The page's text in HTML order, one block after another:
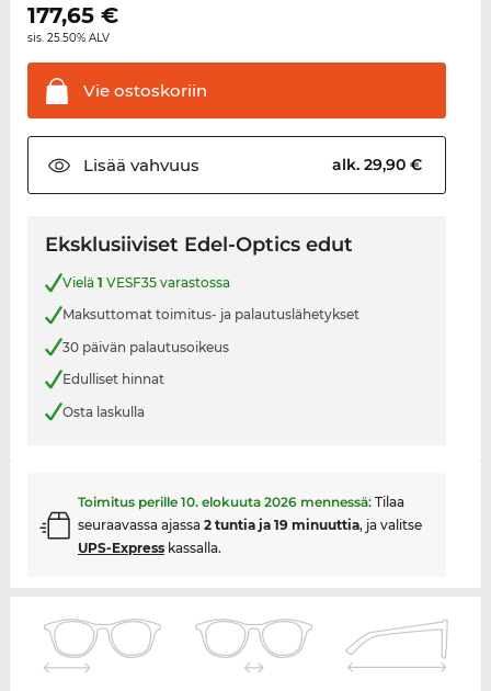
177,65€
sis. 25.50% ALV
Vieostoskoriin
Lisää vahvuus alk. 29,90 €
Eksklusiiviset Edel-Optics edut
Vielä 1 VESF35 varastossa
Maksuttomat toimitus- ja palautuslähetykset
30 päivän palautusoikeus
Edulliset hinnat
Osta laskulla
Toimitus perille 10. elokuuta 2026mennessä: Tilaa
seuraavassa ajassa 2 tuntia ja 19 minuuttia, ja valitse
UPS-Expresskassalla.